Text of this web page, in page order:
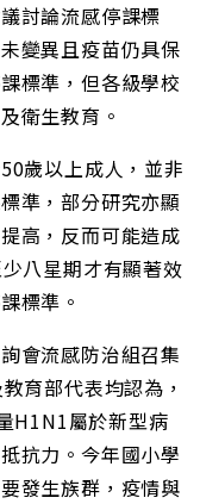
短
網
址
討論流感停課標
變異且疫苗仍具保
標準，但各級學校
衛生教育。
歲以上成人，並非
準，部分研究亦顯
高，反而可能造成
八星期才有顯著效
標準。
會流感防治組召集
育部代表均認為，
H1N1屬於新型病
抗力。今年國小學
發生族群，疫情與